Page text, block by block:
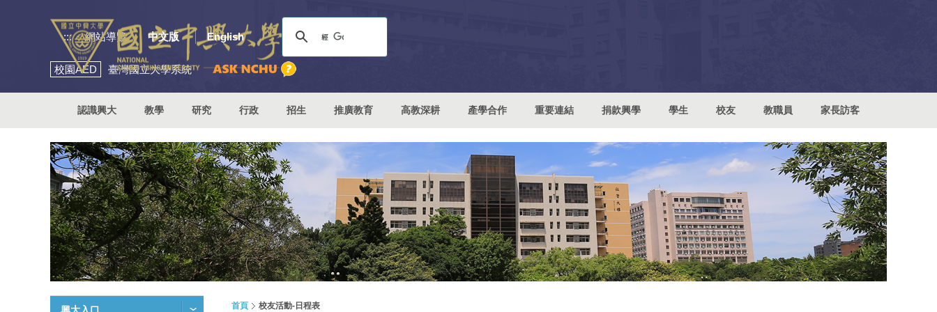
::: 網站導覽 中文版 English
校園AED 臺灣國立大學系統
認識興大 教學 研究 行政 招生 推廣教育 高教深耕 產學合作 重要連結 捐款興學 學生 校友 教職員 家長訪客
首頁 校友活動-日程表